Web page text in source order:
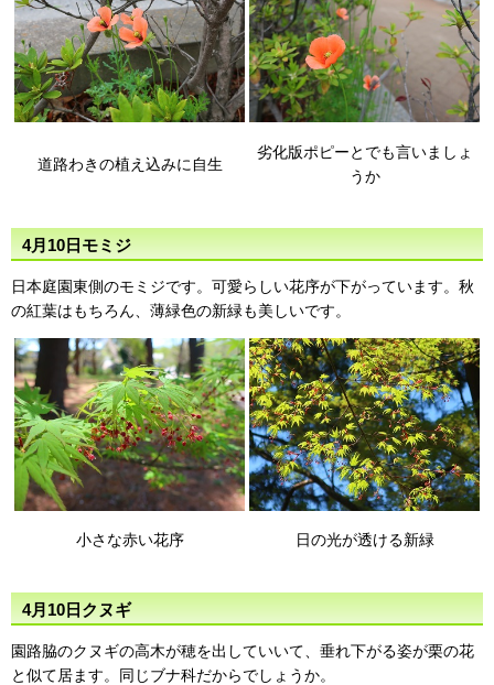
道路わきの植え込みに自生
劣化版ポピーとでも言いましょ
うか
4月10日モミジ
日本庭園東側のモミジです。可愛らしい花序が下がっています。秋
の紅葉はもちろん、薄緑色の新緑も美しいです。
小さな赤い花序 日の光が透ける新緑
4月10日クヌギ
園路脇のクヌギの高木が穂を出していいて、垂れ下がる姿が栗の花
と似て居ます。同じブナ科だからでしょうか。